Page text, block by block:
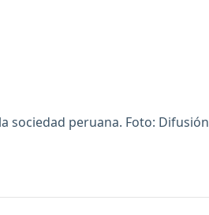
sociedad peruana. Foto: Difusión